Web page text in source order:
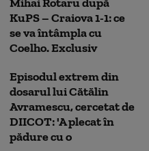
KuPS – Craiova 1-1: ce
se va întâmpla cu
Coelho. Exclusiv
Episodul extrem din
dosarul lui Cătălin
Avramescu, cercetat de
DIICOT: 'A plecat în
pădure cu o